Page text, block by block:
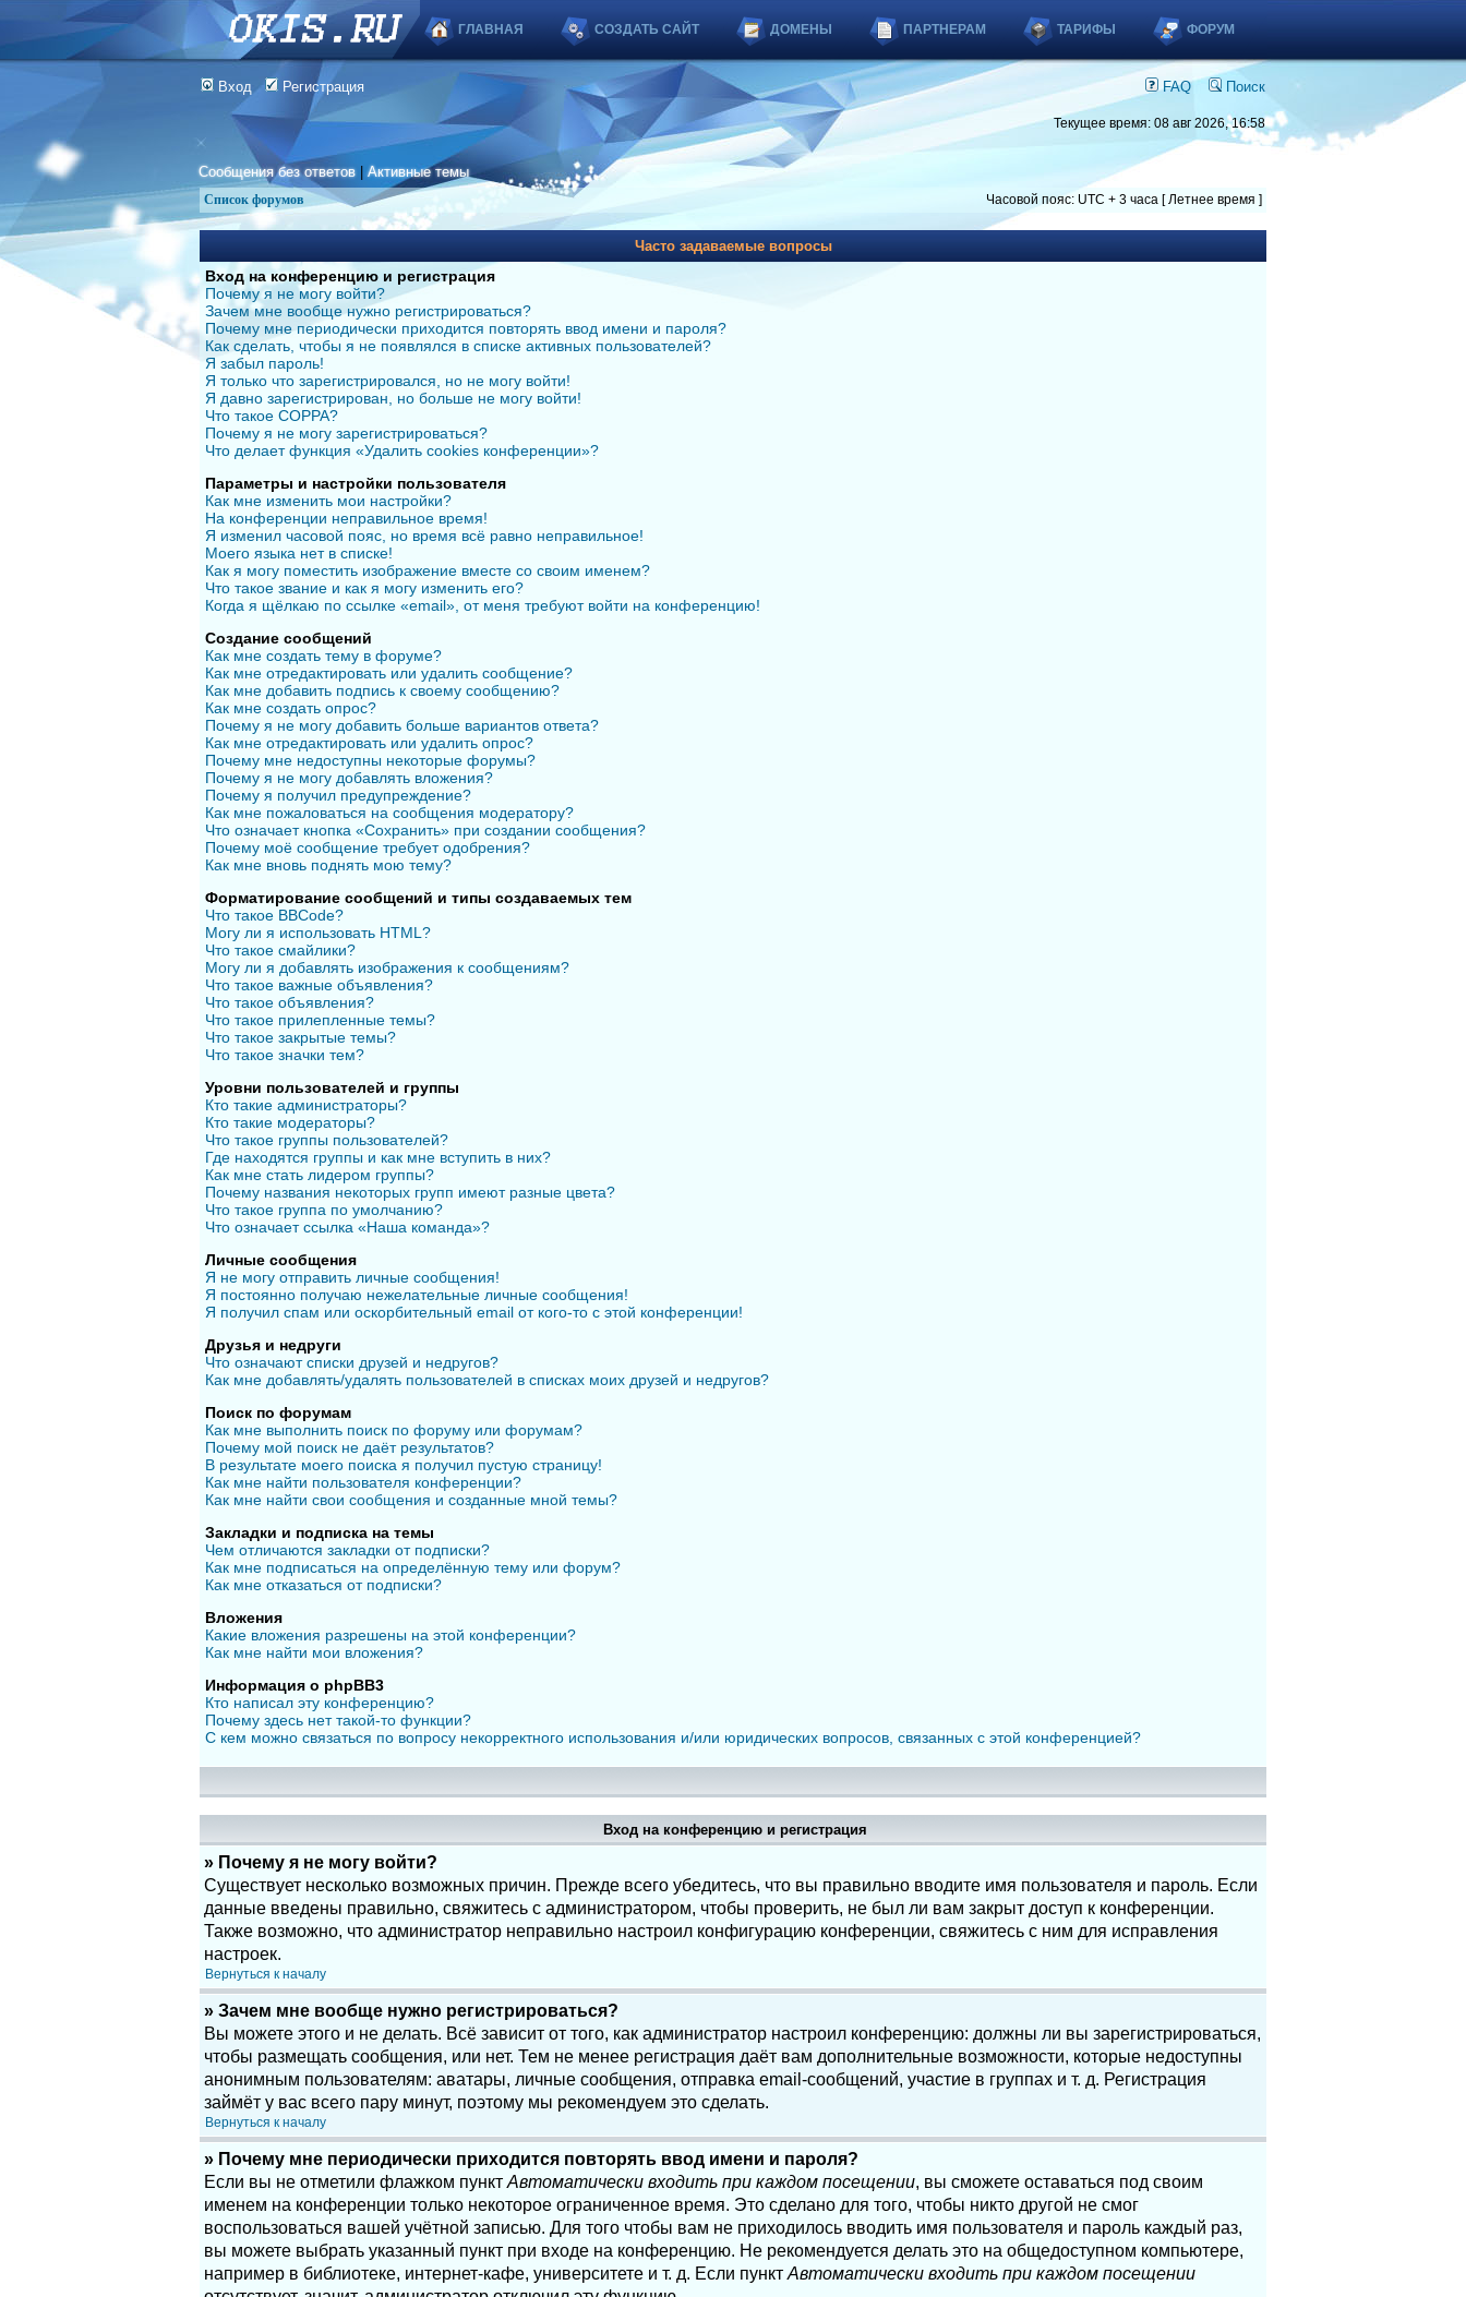
ГЛАВНАЯ СОЗДАТЬ САЙТ ДОМЕНЫ ПАРТНЕРАМ ТАРИФЫ ФОРУМ
Вход Регистрация FAQ Поиск
Текущее время: 08 авг 2026, 16:58
Сообщения без ответов |Активные темы
Список форумов Часовой пояс: UTC + 3 часа [ Летнее время ]
Часто задаваемые вопросы
Вход на конференцию и регистрация
Почему я не могу войти?
Зачем мне вообще нужно регистрироваться?
Почему мне периодически приходится повторять ввод имени и пароля?
Как сделать, чтобы я не появлялся в списке активных пользователей?
Я забыл пароль!
Я только что зарегистрировался, но не могу войти!
Я давно зарегистрирован, но больше не могу войти!
Что такое COPPA?
Почему я не могу зарегистрироваться?
Что делает функция «Удалить cookies конференции»?
Параметры и настройки пользователя
Как мне изменить мои настройки?
На конференции неправильное время!
Я изменил часовой пояс, но время всё равно неправильное!
Моего языка нет в списке!
Как я могу поместить изображение вместе со своим именем?
Что такое звание и как я могу изменить его?
Когда я щёлкаю по ссылке «email», от меня требуют войти на конференцию!
Создание сообщений
Как мне создать тему в форуме?
Как мне отредактировать или удалить сообщение?
Как мне добавить подпись к своему сообщению?
Как мне создать опрос?
Почему я не могу добавить больше вариантов ответа?
Как мне отредактировать или удалить опрос?
Почему мне недоступны некоторые форумы?
Почему я не могу добавлять вложения?
Почему я получил предупреждение?
Как мне пожаловаться на сообщения модератору?
Что означает кнопка «Сохранить» при создании сообщения?
Почему моё сообщение требует одобрения?
Как мне вновь поднять мою тему?
Форматирование сообщений и типы создаваемых тем
Что такое BBCode?
Могу ли я использовать HTML?
Что такое смайлики?
Могу ли я добавлять изображения к сообщениям?
Что такое важные объявления?
Что такое объявления?
Что такое прилепленные темы?
Что такое закрытые темы?
Что такое значки тем?
Уровни пользователей и группы
Кто такие администраторы?
Кто такие модераторы?
Что такое группы пользователей?
Где находятся группы и как мне вступить в них?
Как мне стать лидером группы?
Почему названия некоторых групп имеют разные цвета?
Что такое группа по умолчанию?
Что означает ссылка «Наша команда»?
Личные сообщения
Я не могу отправить личные сообщения!
Я постоянно получаю нежелательные личные сообщения!
Я получил спам или оскорбительный email от кого-то с этой конференции!
Друзья и недруги
Что означают списки друзей и недругов?
Как мне добавлять/удалять пользователей в списках моих друзей и недругов?
Поиск по форумам
Как мне выполнить поиск по форуму или форумам?
Почему мой поиск не даёт результатов?
В результате моего поиска я получил пустую страницу!
Как мне найти пользователя конференции?
Как мне найти свои сообщения и созданные мной темы?
Закладки и подписка на темы
Чем отличаются закладки от подписки?
Как мне подписаться на определённую тему или форум?
Как мне отказаться от подписки?
Вложения
Какие вложения разрешены на этой конференции?
Как мне найти мои вложения?
Информация о phpBB3
Кто написал эту конференцию?
Почему здесь нет такой-то функции?
С кем можно связаться по вопросу некорректного использования и/или юридических вопросов, связанных с этой конференцией?
Вход на конференцию и регистрация
» Почему я не могу войти?
Существует несколько возможных причин. Прежде всего убедитесь, что вы правильно вводите имя пользователя и пароль. Если
данные введены правильно, свяжитесь с администратором, чтобы проверить, не был ли вам закрыт доступ к конференции.
Также возможно, что администратор неправильно настроил конфигурацию конференции, свяжитесь с ним для исправления
настроек.
Вернуться к началу
» Зачем мне вообще нужно регистрироваться?
Вы можете этого и не делать. Всё зависит от того, как администратор настроил конференцию: должны ли вы зарегистрироваться,
чтобы размещать сообщения, или нет. Тем не менее регистрация даёт вам дополнительные возможности, которые недоступны
анонимным пользователям: аватары, личные сообщения, отправка email-сообщений, участие в группах и т. д. Регистрация
займёт у вас всего пару минут, поэтому мы рекомендуем это сделать.
Вернуться к началу
» Почему мне периодически приходится повторять ввод имени и пароля?
Если вы не отметили флажком пункт Автоматически входить при каждом посещении, вы сможете оставаться под своим
именем на конференции только некоторое ограниченное время. Это сделано для того, чтобы никто другой не смог
воспользоваться вашей учётной записью. Для того чтобы вам не приходилось вводить имя пользователя и пароль каждый раз,
вы можете выбрать указанный пункт при входе на конференцию. Не рекомендуется делать это на общедоступном компьютере,
например в библиотеке, интернет-кафе, университете и т. д. Если пункт Автоматически входить при каждом посещении